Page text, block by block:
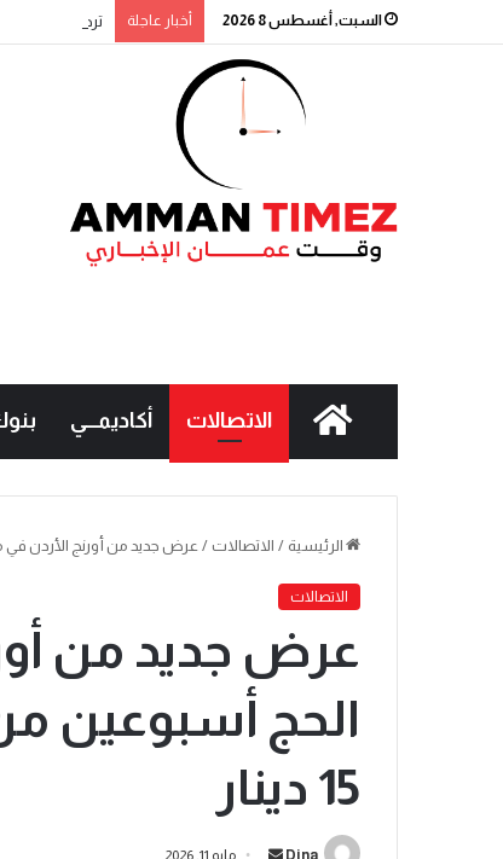
السبت, أغسطس 8 2026 أخبار عاجلة ترحيب شعبي
الاتصالات أكاديمـــي
الرئيسية / الاتصالات / عرض جديد من أورنج الأردن في
الاتصالات
عرض جديد من
الحج أسبوعين من
15 دينار
Dina مايو 11, 2026